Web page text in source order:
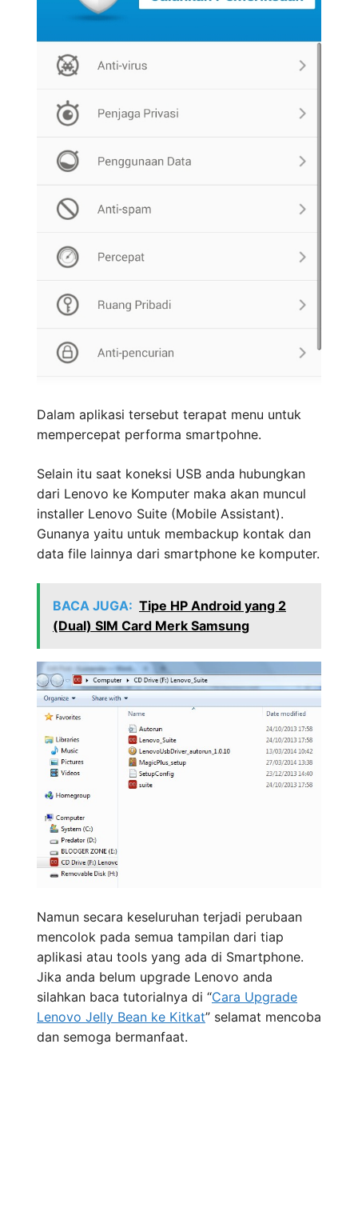
Dalam aplikasi tersebut terapat menu untuk
mempercepat performa smartpohne.
Selain itu saat koneksi USB anda hubungkan
dari Lenovo ke Komputer maka akan muncul
installer Lenovo Suite (Mobile Assistant).
Gunanya yaitu untuk membackup kontak dan
data file lainnya dari smartphone ke komputer.
BACA JUGA: Tipe HP Android yang 2
(Dual) SIM Card Merk Samsung
Namun secara keseluruhan terjadi perubaan
mencolok pada semua tampilan dari tiap
aplikasi atau tools yang ada di Smartphone.
Jika anda belum upgrade Lenovo anda
silahkan baca tutorialnya di “Cara Upgrade
Lenovo Jelly Bean ke Kitkat” selamat mencoba
dan semoga bermanfaat.